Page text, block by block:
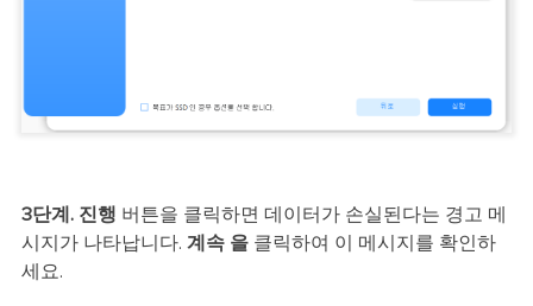
3단계. 진행 버튼을 클릭하면 데이터가 손실된다는 경고 메
시지가 나타납니다. 계속 을클릭하여 이 메시지를 확인하
세요.